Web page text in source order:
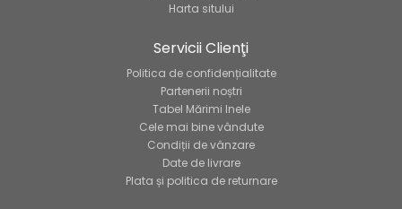
Harta sitului
Servicii Clienţi
Politica de confidențialitate
Partenerii noștri
Tabel Mărimi Inele
Cele mai bine vândute
Condiții de vânzare
Date de livrare
Plata și politica de returnare